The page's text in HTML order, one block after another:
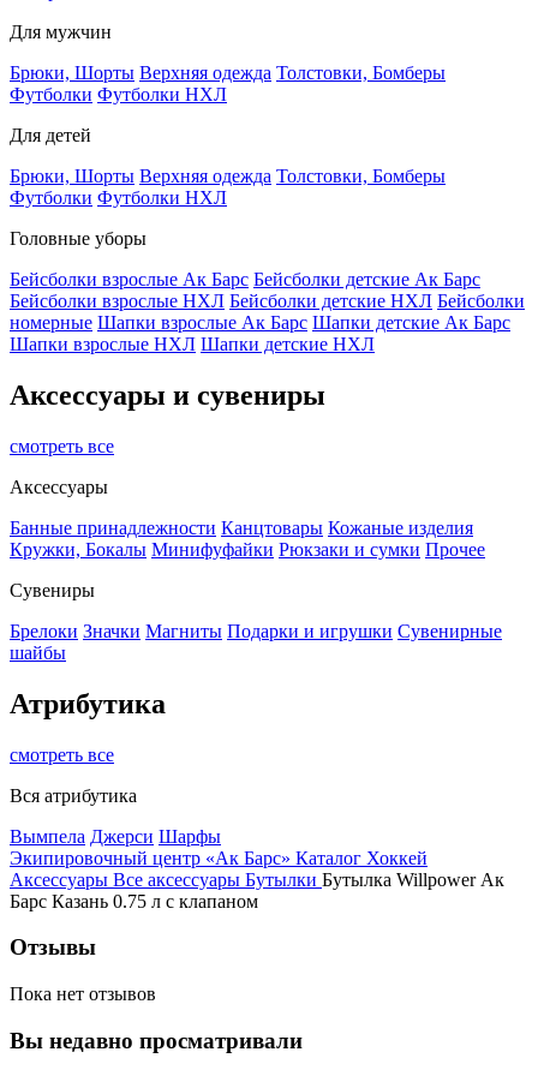
Для мужчин
Брюки, Шорты Верхняя одежда Толстовки, Бомберы
Футболки Футболки НХЛ
Для детей
Брюки, Шорты Верхняя одежда Толстовки, Бомберы
Футболки Футболки НХЛ
Головные уборы
Бейсболки взрослые Ак Барс Бейсболки детские Ак Барс
Бейсболки взрослые НХЛ Бейсболки детские НХЛ Бейсболки
номерные Шапки взрослые Ак Барс Шапки детские Ак Барс
Шапки взрослые НХЛ Шапки детские НХЛ
Аксессуары и сувениры
смотреть все
Аксессуары
Банные принадлежности Канцтовары Кожаные изделия
Кружки, Бокалы Минифуфайки Рюкзаки и сумки Прочее
Сувениры
Брелоки Значки Магниты Подарки и игрушки Сувенирные
шайбы
Атрибутика
смотреть все
Вся атрибутика
Вымпела Джерси Шарфы
Экипировочный центр «Ак Барс» Каталог Хоккей
Аксессуары Все аксессуары Бутылки Бутылка Willpower Ак
Барс Казань 0.75 л c клапаном
Отзывы
Пока нет отзывов
Вы недавно просматривали